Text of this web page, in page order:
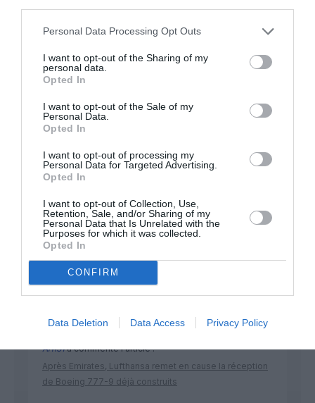
Personal Data Processing Opt Outs
I want to opt-out of the Sharing of my
personal data.
Opted In
I want to opt-out of the Sale of my
Personal Data.
Opted In
I want to opt-out of processing my
Personal Data for Targeted Advertising.
Opted In
I want to opt-out of Collection, Use,
Retention, Sale, and/or Sharing of my
Personal Data that Is Unrelated with the
Purposes for which it was collected.
Opted In
CONFIRM
Data Deletion Data Access Privacy Policy
Appel aux lecteurs !
Soutenez Air Journal participez
DERNIERS COMMENTAIRES
Manfoua commenté l'article :
Pyramides, croisières et mer Rouge : l’Égypte mise sur
une saison record malgré le contexte géopolitique
Arn31a commenté l'article :
Après Emirates, Lufthansa remet en cause la réception
de Boeing 777-9 déjà construits